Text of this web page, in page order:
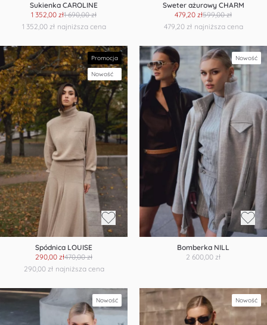
Sukienka CAROLINE
1 352,00 zł1 690,00 zł
najniższa cena
1 352,00 zł
Sweter ażurowy CHARM
479,20 zł599,00 zł
najniższa cena
479,20 zł
Promocja
Nowość
Spódnica LOUISE
290,00 zł470,00 zł
najniższa cena
290,00 zł
Nowość
Bomberka NILL
2 600,00 zł
Nowość Nowość